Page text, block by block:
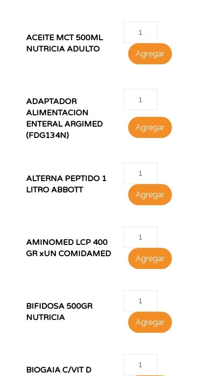
ACEITE MCT 500ML
NUTRICIA ADULTO
Agregar
ADAPTADOR
ALIMENTACION
ENTERAL ARGIMED
(FDG134N)
Agregar
ALTERNA PEPTIDO 1
LITRO ABBOTT
Agregar
AMINOMED LCP 400
GR xUN COMIDAMED
Agregar
BIFIDOSA 500GR
NUTRICIA
Agregar
BIOGAIA C/VIT D